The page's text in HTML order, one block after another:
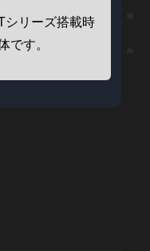
シリーズ搭載時
です。